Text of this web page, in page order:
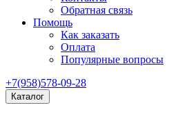
Обратная связь
Помощь
Как заказать
Оплата
Популярные вопросы
+7(958)578-09-28
Каталог